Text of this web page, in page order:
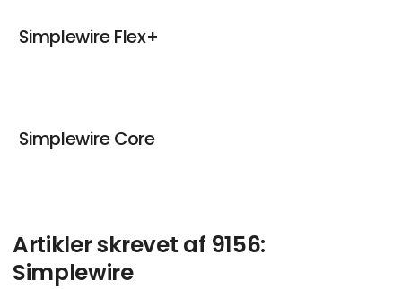
Simplewire Flex+
Simplewire Core
Artikler skrevet af 9156:
Simplewire